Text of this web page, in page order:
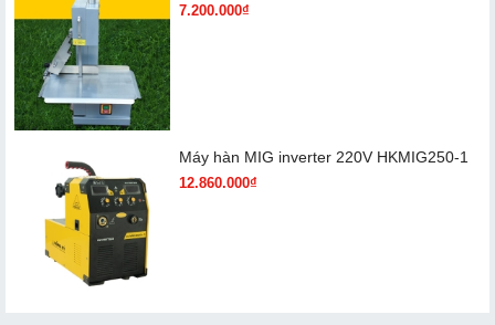
7.200.000₫
Máy hàn MIG inverter 220V HKMIG250-1
12.860.000₫